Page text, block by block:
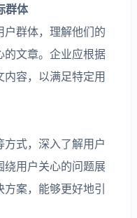
群体
群体，理解他们的
的文章。企业应根据
容，以满足特定用
式，深入了解用户
绕用户关心的问题展
案，能够更好地引